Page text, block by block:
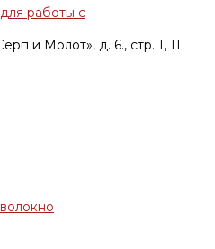
работы с
и Молот», д. 6., стр. 1, 11